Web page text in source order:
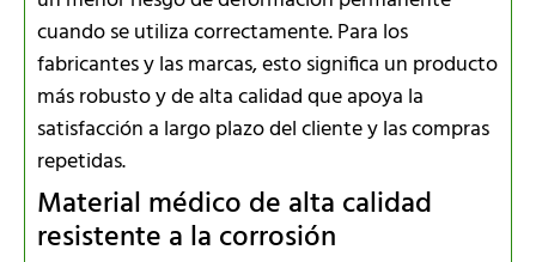
cuando se utiliza correctamente. Para los
fabricantes y las marcas, esto significa un producto
más robusto y de alta calidad que apoya la
satisfacción a largo plazo del cliente y las compras
repetidas.
Material médico de alta calidad
resistente a la corrosión